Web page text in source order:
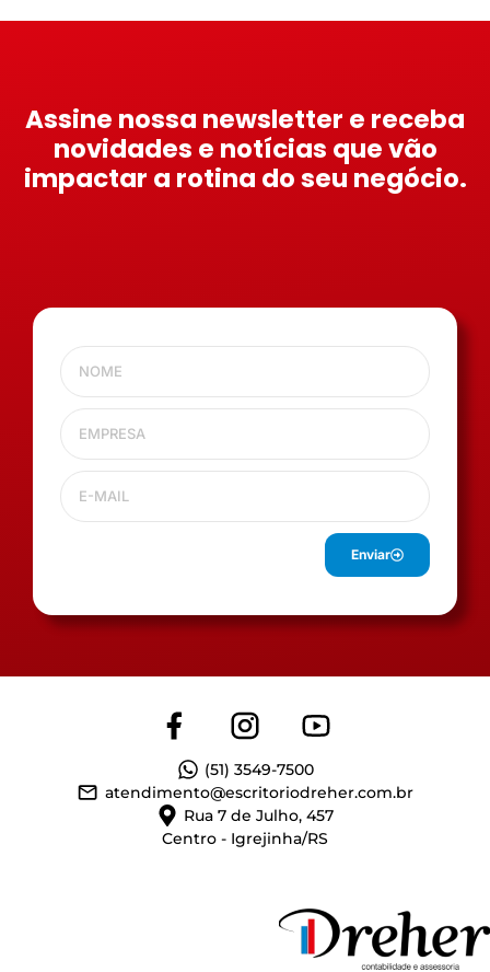
Assine nossa newsletter e receba
novidades e notícias que vão
impactar a rotina do seu negócio.
Enviar
(51) 3549-7500
atendimento@escritoriodreher.com.br
Rua 7 de Julho, 457
Centro - Igrejinha/RS